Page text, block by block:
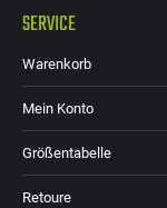
SERVICE
Warenkorb
Mein Konto
Größentabelle
Retoure